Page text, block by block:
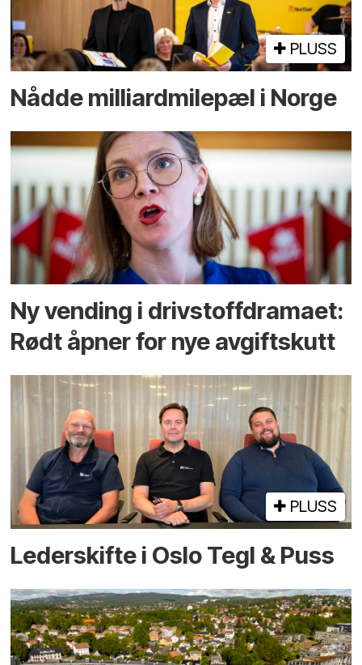
PLUSS
Nådde milliard­­milepæl i Norge
Ny vending i drivstoffdramaet:
Rødt åpner for nye avgiftskutt
PLUSS
Lederskifte i Oslo Tegl & Puss